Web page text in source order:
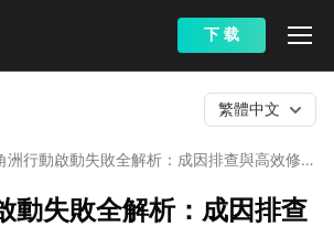
下 载
洲行動啟動失敗全解析：成因排查與高效修復
繁體中文
動失敗全解析：成因排查